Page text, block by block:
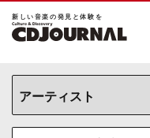
新しい⾳楽の発⾒と体験を